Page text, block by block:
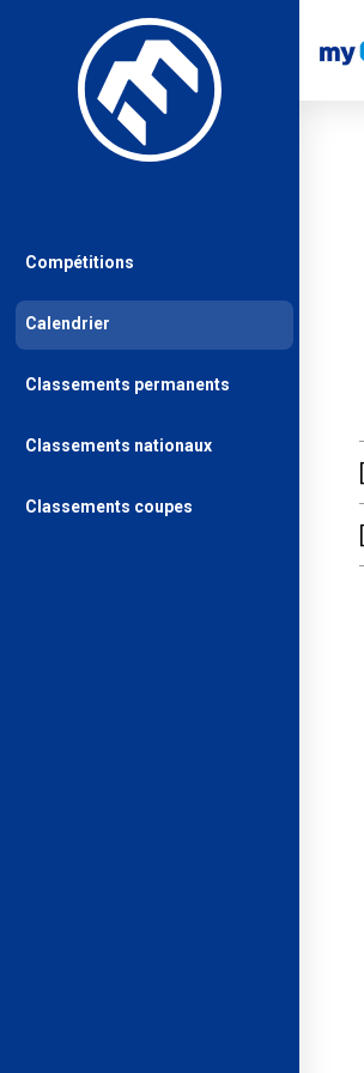
Compétitions
Calendrier
Classements permanents
Classements nationaux
Classements coupes